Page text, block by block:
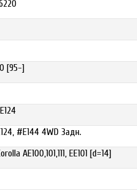
[95-]
#E144 4WD Задн.
AE100,101,111, EE101 [d=14]